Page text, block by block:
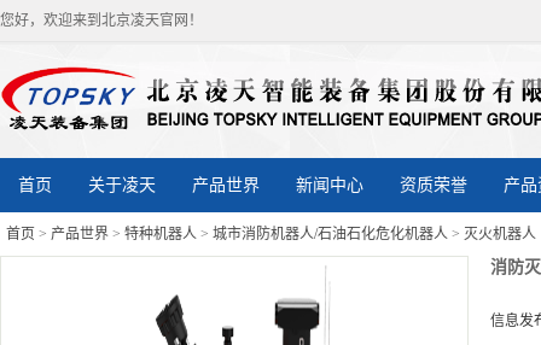
您好，欢迎来到北京凌天官网！
首页 关于凌天 产品世界 新闻中心 资质荣誉 产
首页 > 产品世界 > 特种机器人 > 城市消防机器人/石油石化危化机器人 > 灭火机器人
消防
信息发